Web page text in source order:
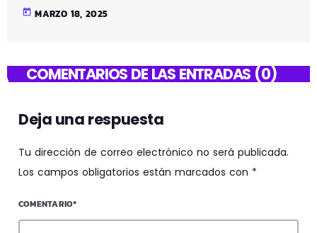
today MARZO 18, 2025
COMENTARIOS DE LAS ENTRADAS (0)
Deja una respuesta
Tu dirección de correo electrónico no será publicada.
Los campos obligatorios están marcados con *
COMENTARIO*